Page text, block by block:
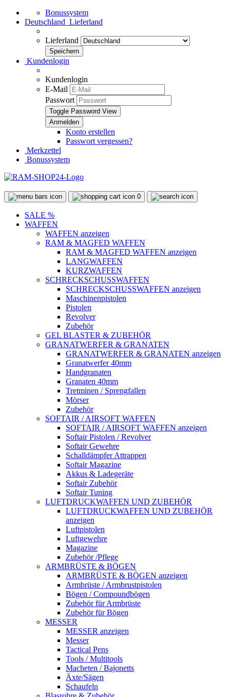
Bonussystem
Deutschland Lieferland
Lieferland
Kundenlogin
Kundenlogin
E-Mail
Passwort
Toggle Password View
Konto erstellen
Passwort vergessen?
Merkzettel
Bonussystem
0
SALE %
WAFFEN
WAFFEN anzeigen
RAM & MAGFED WAFFEN
RAM & MAGFED WAFFEN anzeigen
LANGWAFFEN
KURZWAFFEN
SCHRECKSCHUSSWAFFEN
SCHRECKSCHUSSWAFFEN anzeigen
Maschinenpistolen
Pistolen
Revolver
Zubehör
GEL BLASTER & ZUBEHÖR
GRANATWERFER & GRANATEN
GRANATWERFER & GRANATEN anzeigen
Granatwerfer 40mm
Handgranaten
Granaten 40mm
Tretminen / Sprengfallen
Mörser
Zubehör
SOFTAIR / AIRSOFT WAFFEN
SOFTAIR / AIRSOFT WAFFEN anzeigen
Softair Pistolen / Revolver
Softair Gewehre
Schalldämpfer Attrappen
Softair Magazine
Akkus & Ladegeräte
Softair Zubehör
Softair Tuning
LUFTDRUCKWAFFEN UND ZUBEHÖR
LUFTDRUCKWAFFEN UND ZUBEHÖR
anzeigen
Luftpistolen
Luftgewehre
Magazine
Zubehör /Pflege
ARMBRÜSTE & BÖGEN
ARMBRÜSTE & BÖGEN anzeigen
Armbrüste / Armbrustpistolen
Bögen / Compoundbögen
Zubehör für Armbrüste
Zubehör für Bögen
MESSER
MESSER anzeigen
Messer
Tactical Pens
Tools / Multitools
Macheten / Bajonetts
Äxte/Sägen
Schaufeln